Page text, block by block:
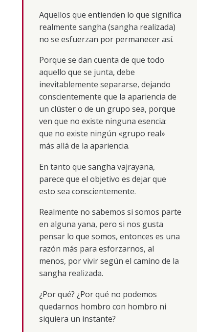
Aquellos que entienden lo que significa
realmente sangha (sangha realizada)
no se esfuerzan por permanecer así.
Porque se dan cuenta de que todo
aquello que se junta, debe
inevitablemente separarse, dejando
conscientemente que la apariencia de
un clúster o de un grupo sea, porque
ven que no existe ninguna esencia:
que no existe ningún «grupo real»
más allá de la apariencia.
En tanto que sangha vajrayana,
parece que el objetivo es dejar que
esto sea conscientemente.
Realmente no sabemos si somos parte
en alguna yana, pero si nos gusta
pensar lo que somos, entonces es una
razón más para esforzarnos, al
menos, por vivir según el camino de la
sangha realizada.
¿Por qué? ¿Por qué no podemos
quedarnos hombro con hombro ni
siquiera un instante?